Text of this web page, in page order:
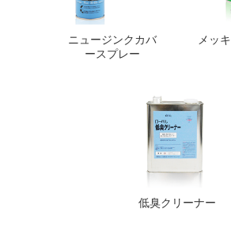
ニュージンクカバ
ースプレー
メッ
低臭クリーナー